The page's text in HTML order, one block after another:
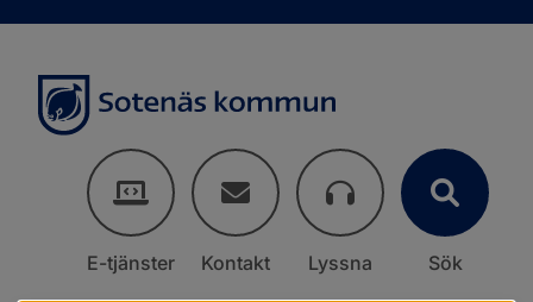
E-tjänster Kontakt Lyssna Sök